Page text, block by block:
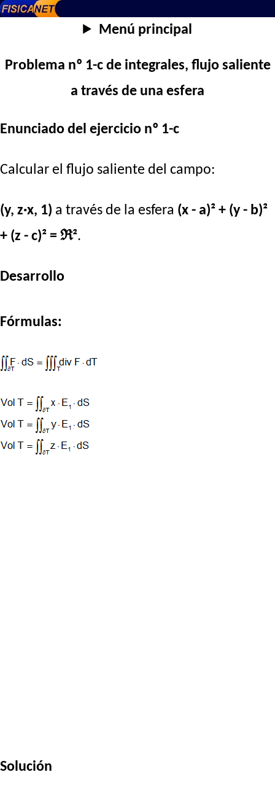
Menú principal
Problema nº 1-c de integrales, flujo saliente
a través de una esfera
Enunciado del ejercicio nº 1-c
Calcular el flujo saliente del campo:
(y, z·x, 1) a través de la esfera (x - a)² + (y - b)²
+ (z - c)² = ℜ².
Desarrollo
Fórmulas:
Solución